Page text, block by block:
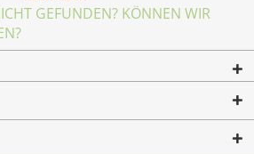
GEFUNDEN? KÖNNEN WIR